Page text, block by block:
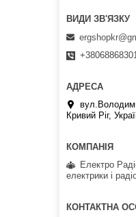
Кривий Ріг,
Електро
електрики і